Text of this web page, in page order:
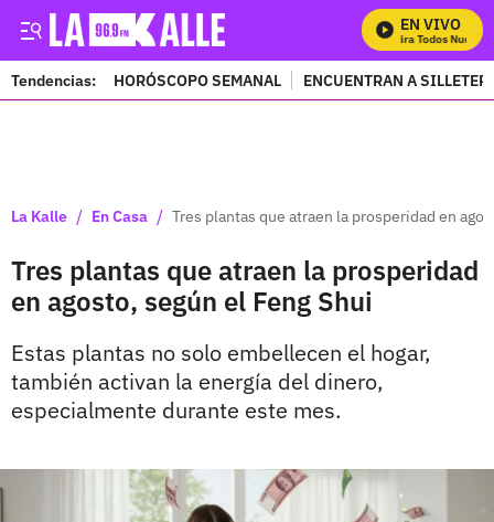
EN VIVO
Mira Todos Nuestros
Tendencias: HORÓSCOPO SEMANAL ENCUENTRAN A
La Kalle / En Casa / Tres plantas que atraen la prosperidad en
Tres plantas que atraen la prosperidad
en agosto, según el Feng Shui
Estas plantas no solo embellecen el hogar,
también activan la energía del dinero,
especialmente durante este mes.